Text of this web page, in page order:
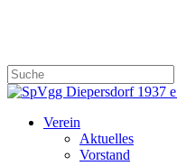
content
Close
search
Menu
Verein
Aktuelles
Vorstand